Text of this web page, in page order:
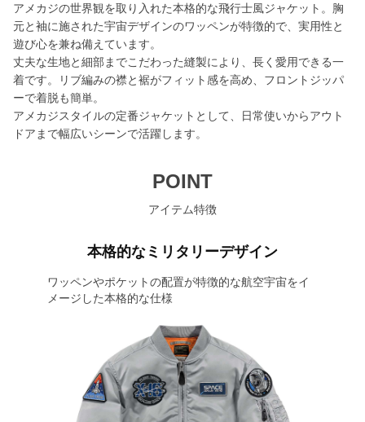
アメカジの世界観を取り入れた本格的な飛行士風ジャケット。胸
元と袖に施された宇宙デザインのワッペンが特徴的で、実用性と
遊び心を兼ね備えています。
丈夫な生地と細部までこだわった縫製により、長く愛用できる一
着です。リブ編みの襟と裾がフィット感を高め、フロントジッパ
ーで着脱も簡単。
アメカジスタイルの定番ジャケットとして、日常使いからアウト
ドアまで幅広いシーンで活躍します。
POINT
アイテム特徴
本格的なミリタリーデザイン
ワッペンやポケットの配置が特徴的な航空宇宙をイ
メージした本格的な仕様